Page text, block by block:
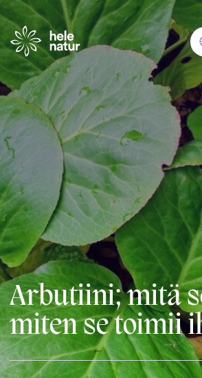
Siirry
sisältöön
Arbutiini; mitä
miten se toimii